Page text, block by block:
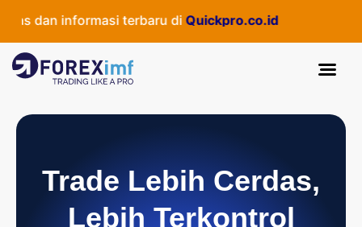
dan informasi terbaru diQuickpro.co.id
Trade Lebih Cerdas,
Lebih Terkontrol